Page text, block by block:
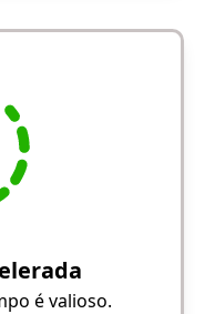
é valioso.